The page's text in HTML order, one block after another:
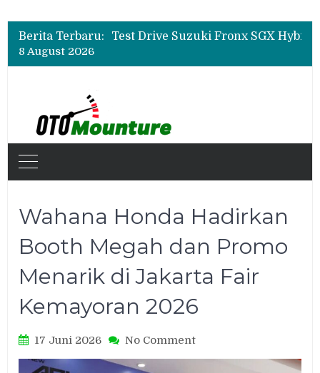
Berita Terbaru:
Test Drive Suzuki Fronx SGX Hybrid Kuro di GIIAS 2026, Peserta Soroti Desain Sporty dan DVR
Leapmotor Mulai Perakitan Lokal di Indonesia, B10 dan C10 Jadi Model Perdana
8 August 2026
Wahana Honda Hadirkan
Booth Megah dan Promo
Menarik di Jakarta Fair
Kemayoran 2026
17 Juni 2026 No Commenton